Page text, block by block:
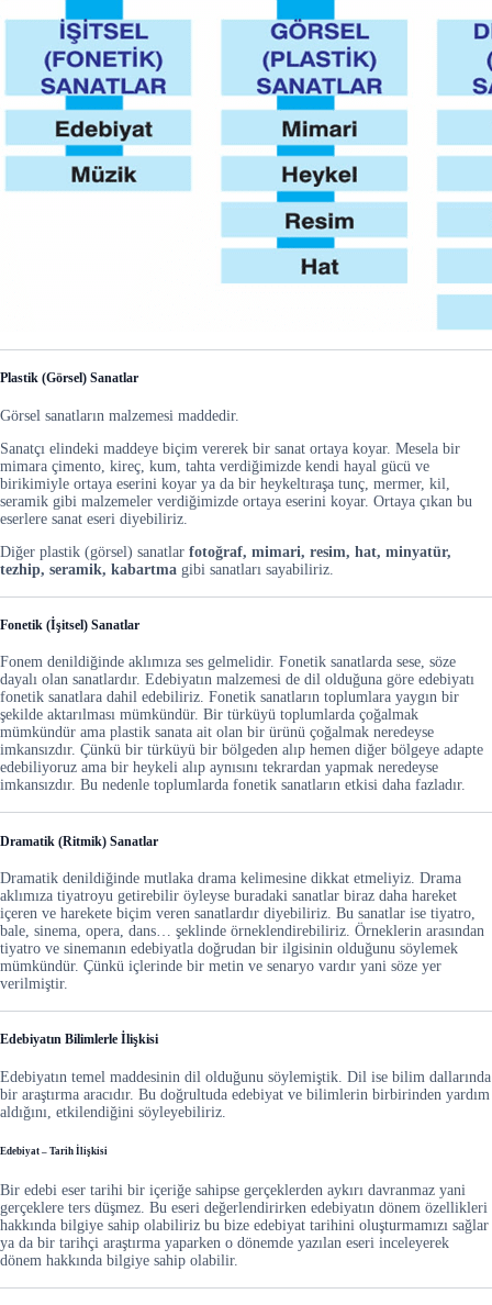
Plastik (Görsel) Sanatlar
Görsel sanatların malzemesi maddedir.
Sanatçı elindeki maddeye biçim vererek bir sanat ortaya koyar. Mesela bir
mimara çimento, kireç, kum, tahta verdiğimizde kendi hayal gücü ve
birikimiyle ortaya eserini koyar ya da bir heykeltıraşa tunç, mermer, kil,
seramik gibi malzemeler verdiğimizde ortaya eserini koyar. Ortaya çıkan bu
eserlere sanat eseri diyebiliriz.
Diğer plastik (görsel) sanatlar fotoğraf, mimari, resim, hat, minyatür,
tezhip, seramik, kabartma gibi sanatları sayabiliriz.
Fonetik (İşitsel) Sanatlar
Fonem denildiğinde aklımıza ses gelmelidir. Fonetik sanatlarda sese, söze
dayalı olan sanatlardır. Edebiyatın malzemesi de dil olduğuna göre edebiyatı
fonetik sanatlara dahil edebiliriz. Fonetik sanatların toplumlara yaygın bir
şekilde aktarılması mümkündür. Bir türküyü toplumlarda çoğalmak
mümkündür ama plastik sanata ait olan bir ürünü çoğalmak neredeyse
imkansızdır. Çünkü bir türküyü bir bölgeden alıp hemen diğer bölgeye adapte
edebiliyoruz ama bir heykeli alıp aynısını tekrardan yapmak neredeyse
imkansızdır. Bu nedenle toplumlarda fonetik sanatların etkisi daha fazladır.
Dramatik (Ritmik) Sanatlar
Dramatik denildiğinde mutlaka drama kelimesine dikkat etmeliyiz. Drama
aklımıza tiyatroyu getirebilir öyleyse buradaki sanatlar biraz daha hareket
içeren ve harekete biçim veren sanatlardır diyebiliriz. Bu sanatlar ise tiyatro,
bale, sinema, opera, dans… şeklinde örneklendirebiliriz. Örneklerin arasından
tiyatro ve sinemanın edebiyatla doğrudan bir ilgisinin olduğunu söylemek
mümkündür. Çünkü içlerinde bir metin ve senaryo vardır yani söze yer
verilmiştir.
Edebiyatın Bilimlerle İlişkisi
Edebiyatın temel maddesinin dil olduğunu söylemiştik. Dil ise bilim dallarında
bir araştırma aracıdır. Bu doğrultuda edebiyat ve bilimlerin birbirinden yardım
aldığını, etkilendiğini söyleyebiliriz.
Edebiyat – Tarih İlişkisi
Bir edebi eser tarihi bir içeriğe sahipse gerçeklerden aykırı davranmaz yani
gerçeklere ters düşmez. Bu eseri değerlendirirken edebiyatın dönem özellikleri
hakkında bilgiye sahip olabiliriz bu bize edebiyat tarihini oluşturmamızı sağlar
ya da bir tarihçi araştırma yaparken o dönemde yazılan eseri inceleyerek
dönem hakkında bilgiye sahip olabilir.